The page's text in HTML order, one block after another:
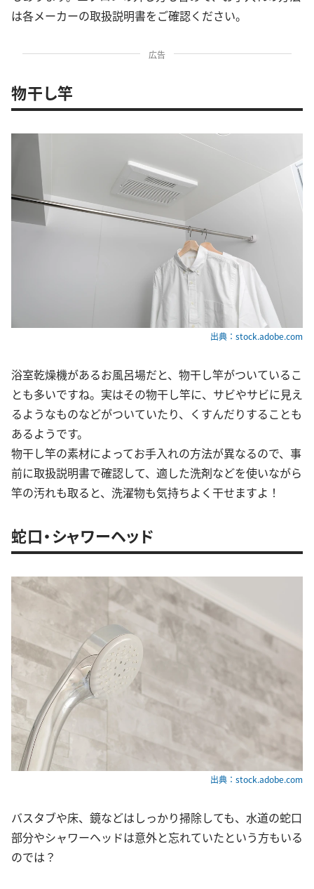
は各メーカーの取扱説明書をご確認ください。
広告
物干し竿
出典：stock.adobe.com
浴室乾燥機があるお風呂場だと、物干し竿がついているこ
とも多いですね。実はその物干し竿に、サビやサビに見え
るようなものなどがついていたり、くすんだりすることも
あるようです。
物干し竿の素材によってお手入れの方法が異なるので、事
前に取扱説明書で確認して、適した洗剤などを使いながら
竿の汚れも取ると、洗濯物も気持ちよく干せますよ！
蛇口・シャワーヘッド
出典：stock.adobe.com
バスタブや床、鏡などはしっかり掃除しても、水道の蛇口
部分やシャワーヘッドは意外と忘れていたという方もいる
のでは？